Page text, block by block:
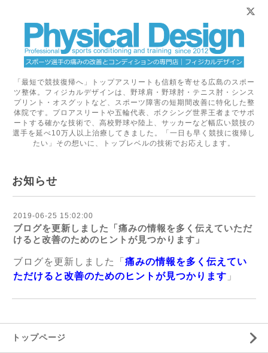
「最短で競技復帰へ」トップアスリートも信頼を寄せる広島のスポー
ツ整体。フィジカルデザインは、野球肩・野球肘・テニス肘・シンス
プリント・オスグットなど、スポーツ障害の短期間改善に特化した整
体院です。プロアスリートや五輪代表、ボクシング世界王者までサポ
ートする確かな技術で、高校野球や陸上、サッカーなど幅広い競技の
選手を延べ10万人以上治療してきました。「一日も早く競技に復帰し
たい」その想いに、トップレベルの技術でお応えします。
お知らせ
2019-06-25 15:02:00
ブログを更新しました「痛みの情報を多く伝えていただ
けると改善のためのヒントが見つかります」
ブログを更新しました「 痛みの情報を多く伝えてい
ただけると改善のためのヒントが見つかります 」
トップページ